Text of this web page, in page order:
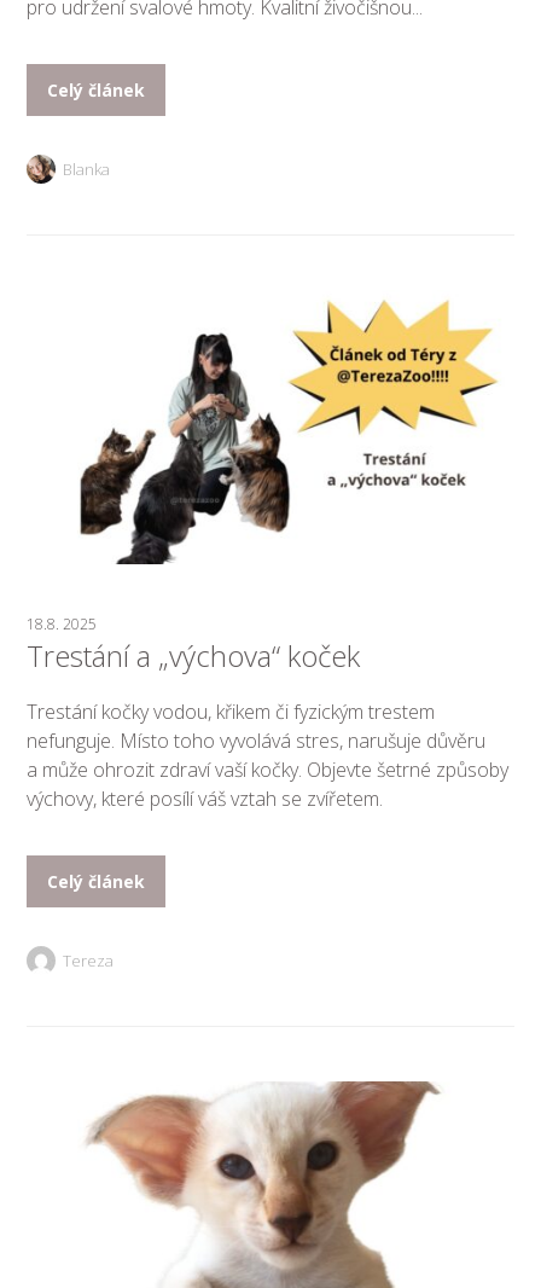
pro udržení svalové hmoty. Kvalitní živočišnou...
Celý článek
Blanka
18.8. 2025
Trestání a „výchova“ koček
Trestání kočky vodou, křikem či fyzickým trestem
nefunguje. Místo toho vyvolává stres, narušuje důvěru
a může ohrozit zdraví vaší kočky. Objevte šetrné způsoby
výchovy, které posílí váš vztah se zvířetem.
Celý článek
Tereza